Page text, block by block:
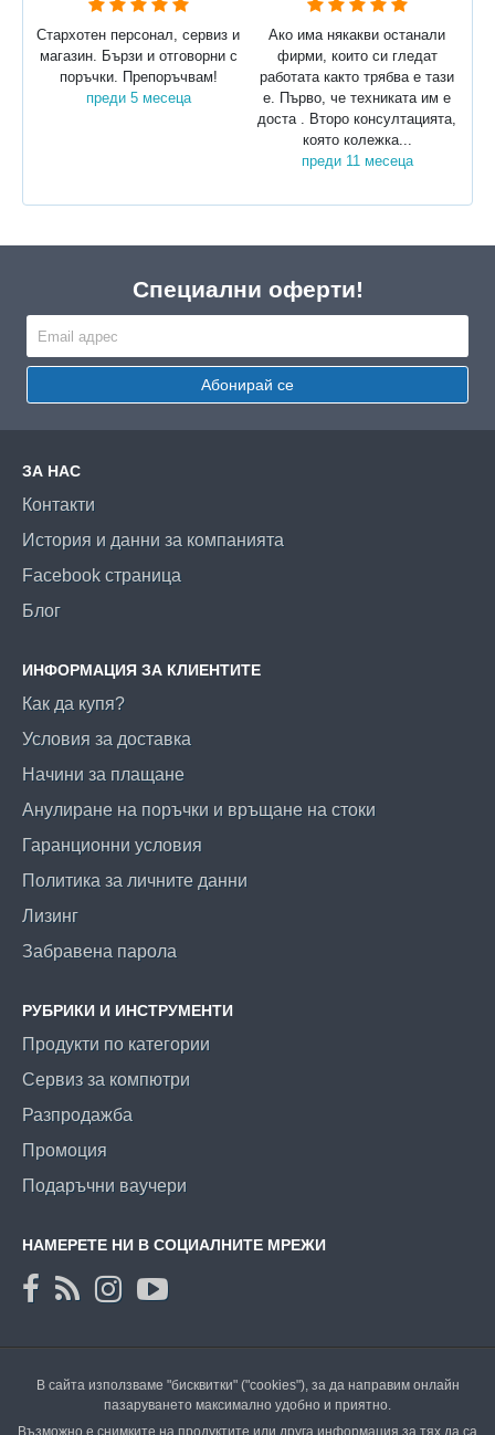
Стархотен персонал, сервиз и
магазин. Бързи и отговорни с
поръчки. Препоръчвам!
преди 5 месеца
Ако има някакви останали
фирми, които си гледат
работата както трябва е тази
е. Първо, че техниката им е
доста . Второ консултацията,
която колежка...
преди 11 месеца
Специални оферти!
Абонирай се
ЗА НАС
Контакти
История и данни за компанията
Facebook страница
Блог
ИНФОРМАЦИЯ ЗА КЛИЕНТИТЕ
Как да купя?
Условия за доставка
Начини за плащане
Анулиране на поръчки и връщане на стоки
Гаранционни условия
Политика за личните данни
Лизинг
Забравена парола
РУБРИКИ И ИНСТРУМЕНТИ
Продукти по категории
Сервиз за компютри
Разпродажба
Промоция
Подаръчни ваучери
НАМЕРЕТЕ НИ В СОЦИАЛНИТЕ МРЕЖИ
В сайта използваме "бисквитки" ("cookies"), за да направим онлайн
пазаруването максимално удобно и приятно.